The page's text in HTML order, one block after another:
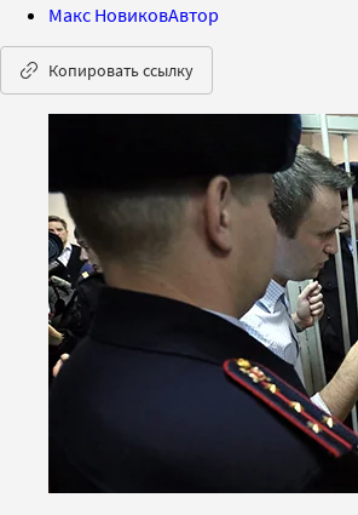
Макс НовиковАвтор
Копировать ссылку